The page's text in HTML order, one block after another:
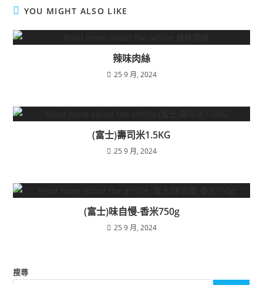
YOU MIGHT ALSO LIKE
辣味肉絲
25 9 月, 2024
(富士)壽司米1.5KG
25 9 月, 2024
(富士)味自慢-香米750g
25 9 月, 2024
搜尋